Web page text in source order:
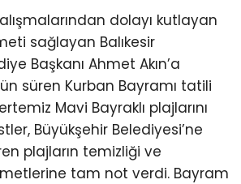
dolayı kutlayan
sağlayan Balıkesir
Başkanı Ahmet Akın’a
süren Kurban Bayramı tatili
Mavi Bayraklı plajlarını
Büyükşehir Belediyesi’ne
plajların temizliği ve
tam not verdi. Bayram